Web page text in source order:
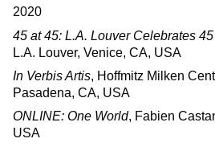
2020
45 at 45: L.A. Louver Celebrates
L.A. Louver, Venice, CA, USA
In Verbis Artis, Hoffmitz Milken
Pasadena, CA, USA
ONLINE: One World, Fabien
USA